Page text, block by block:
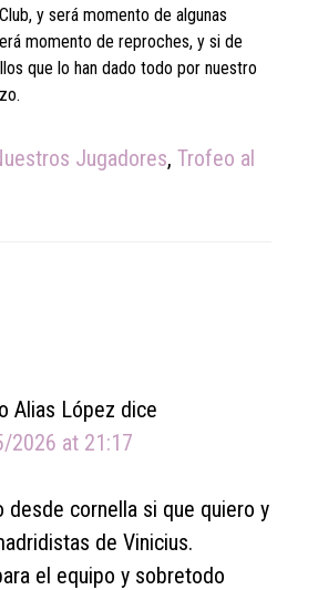
y será momento de algunas
momento de reproches, y si de
que lo han dado todo por nuestro
Jugadores,Trofeo al
Alias López dice
2026 at 21:17
desde cornella si que quiero y
de Vinicius.
el equipo y sobretodo